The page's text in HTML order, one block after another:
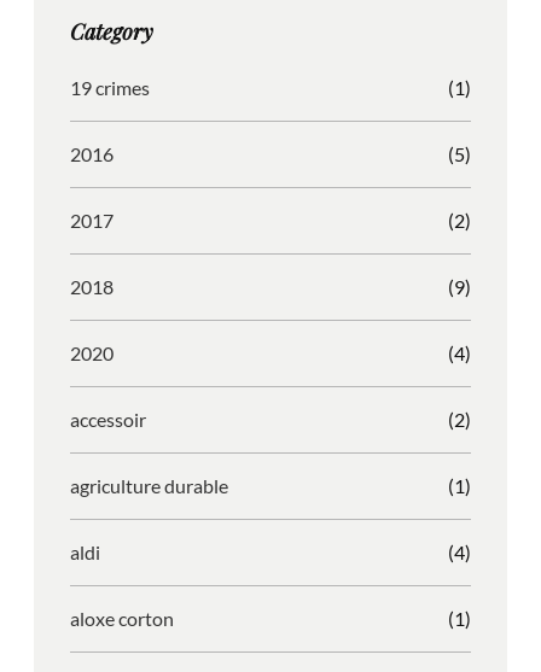
r
m
o
Category
19 crimes (1)
2016 (5)
2017 (2)
2018 (9)
2020 (4)
accessoir (2)
agriculture durable (1)
aldi (4)
aloxe corton (1)